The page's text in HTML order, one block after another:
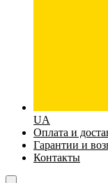
UA
Оплата и
Гарантии и
Контакты